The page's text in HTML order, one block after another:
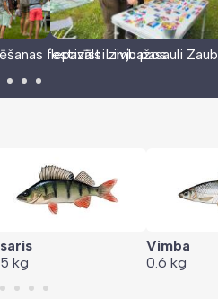
festivāls Limbažos
Iepazīsti zivju pasauli
kg
Vimba
0.6 kg